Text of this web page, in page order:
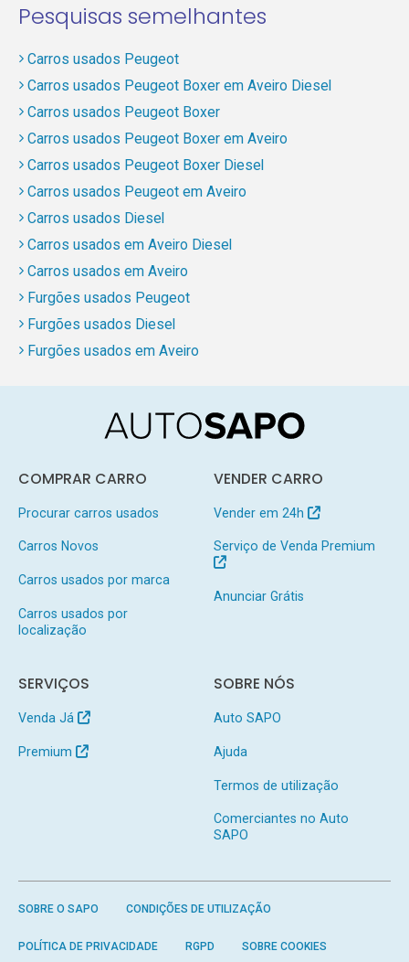
Pesquisas semelhantes
Carros usados Peugeot
Carros usados Peugeot Boxer em Aveiro Diesel
Carros usados Peugeot Boxer
Carros usados Peugeot Boxer em Aveiro
Carros usados Peugeot Boxer Diesel
Carros usados Peugeot em Aveiro
Carros usados Diesel
Carros usados em Aveiro Diesel
Carros usados em Aveiro
Furgões usados Peugeot
Furgões usados Diesel
Furgões usados em Aveiro
COMPRAR CARRO
Procurar carros usados
Carros Novos
Carros usados por marca
Carros usados por
localização
VENDER CARRO
Vender em 24h
Serviço de Venda Premium
Anunciar Grátis
SERVIÇOS
Venda Já
Premium
SOBRE NÓS
Auto SAPO
Ajuda
Termos de utilização
Comerciantes no Auto
SAPO
SOBRE O SAPO CONDIÇÕES DE UTILIZAÇÃO
POLÍTICA DE PRIVACIDADE RGPD SOBRE COOKIES